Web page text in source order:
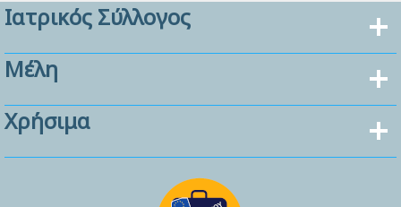
Ιατρικός Σύλλογος
Μέλη
Χρήσιμα